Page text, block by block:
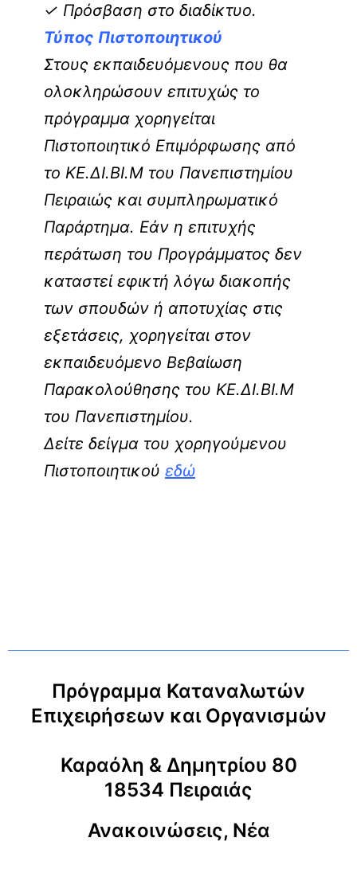
✓ Πρόσβαση στο διαδίκτυο.
Τύπος Πιστοποιητικού
Στους εκπαιδευόμενους που θα
ολοκληρώσουν επιτυχώς το
πρόγραμμα χορηγείται
Πιστοποιητικό Επιμόρφωσης από
το ΚΕ.ΔΙ.ΒΙ.Μ του Πανεπιστημίου
Πειραιώς και συμπληρωματικό
Παράρτημα. Εάν η επιτυχής
περάτωση του Προγράμματος δεν
καταστεί εφικτή λόγω διακοπής
των σπουδών ή αποτυχίας στις
εξετάσεις, χορηγείται στον
εκπαιδευόμενο Βεβαίωση
Παρακολούθησης του ΚΕ.ΔΙ.ΒΙ.Μ
του Πανεπιστημίου.
Δείτε δείγμα του χορηγούμενου
Πιστοποιητικού εδώ
Πρόγραμμα Καταναλωτών
Επιχειρήσεων και Οργανισμών
Καραόλη & Δημητρίου 80
18534 Πειραιάς
Ανακοινώσεις, Νέα